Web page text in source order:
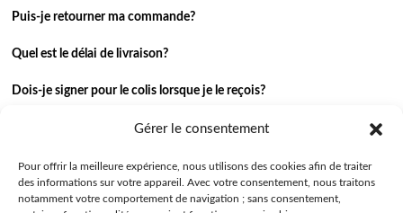
Gérer le consentement
Pour offrir la meilleure expérience, nous utilisons des cookies afin de traiter
des informations sur votre appareil. Avec votre consentement, nous traitons
notamment votre comportement de navigation ; sans consentement,
Puis-je retourner ma commande?
Quel est le délai de livraison?
Dois-je signer pour le colis lorsque je le reçois?
Je n’ai pas reçu ma commande.
J’ai une autre question.
Contactez-nous